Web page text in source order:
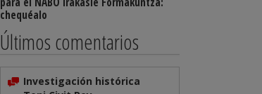
chequéalo
Últimos comentarios
Investigación histórica